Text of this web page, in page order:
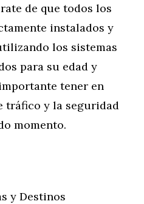
de que todos los
instalados y
los sistemas
para su edad y
tener en
tráfico y la seguridad
momento.
y Destinos